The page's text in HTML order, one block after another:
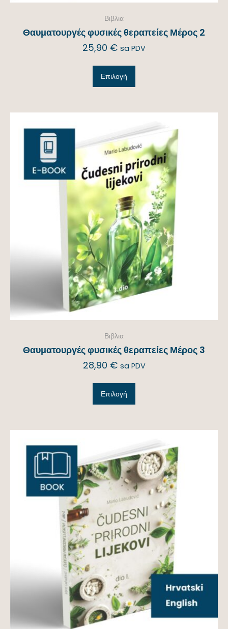
Βιβλια
Θαυματουργές φυσικές θεραπείες Μέρος 2
25,90 € sa PDV
Επιλογή
Βιβλια
Θαυματουργές φυσικές θεραπείες Μέρος 3
28,90 € sa PDV
Επιλογή